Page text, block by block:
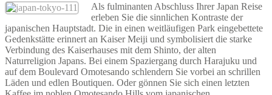
Als fulminanten Abschluss Ihrer Japan Reise
erleben Sie die sinnlichen Kontraste der
japanischen Hauptstadt. Die in einen weitläufigen Park eingebettete
Gedenkstätte erinnert an Kaiser Meiji und symbolisiert die starke
Verbindung des Kaiserhauses mit dem Shinto, der alten
Naturreligion Japans. Bei einem Spaziergang durch Harajuku und
auf dem Boulevard Omotesando schlendern Sie vorbei an schrillen
Läden und edlen Boutiquen. Oder gönnen Sie sich einen letzten